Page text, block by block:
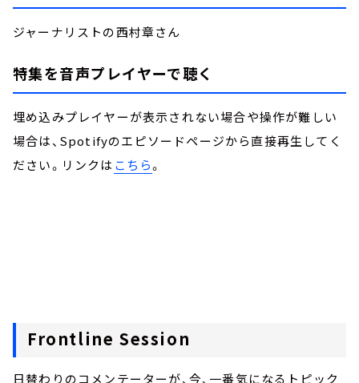
ジャーナリストの西村章さん
特集を音声プレイヤーで聴く
埋め込みプレイヤーが表示されない場合や操作が難しい
場合は、Spotifyのエピソードページから直接再生してく
ださい。リンクは こちら。
Frontline Session
日替わりのコメンテーターが、今、一番気になるトピック